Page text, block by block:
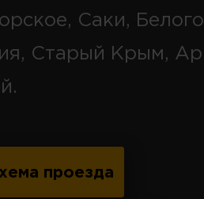
Саки,
Старый Крым,
проезда